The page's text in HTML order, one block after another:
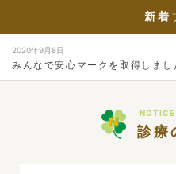
新着
2020年9月8日
みんなで安心マークを取得しまし
診療